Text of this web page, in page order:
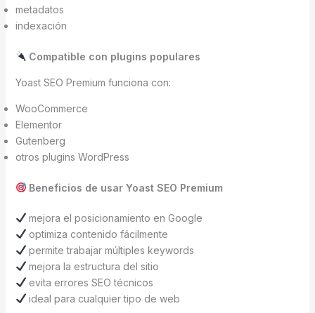
metadatos
indexación
Compatible con plugins populares
Yoast SEO Premium funciona con:
WooCommerce
Elementor
Gutenberg
otros plugins WordPress
Beneficios de usar Yoast SEO Premium
mejora el posicionamiento en Google
optimiza contenido fácilmente
permite trabajar múltiples keywords
mejora la estructura del sitio
evita errores SEO técnicos
ideal para cualquier tipo de web